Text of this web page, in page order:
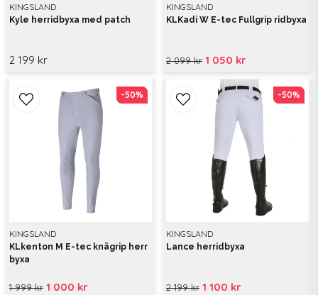
KINGSLAND
Kyle herridbyxa med patch
2 199 kr
KINGSLAND
KLKadi W E-tec Fullgrip ridbyxa
2 099 kr 1 050 kr
KINGSLAND
KLkenton M E-tec knägrip herr
byxa
1 999 kr 1 000 kr
-50%
-50%
KINGSLAND
Lance herridbyxa
2 199 kr 1 100 kr
-50%
-50%